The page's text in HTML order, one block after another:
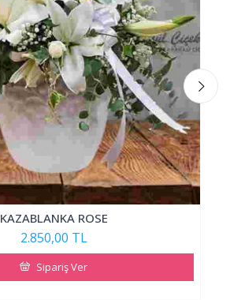
KAZABLANKA ROSE
2.850,00 TL
Sipariş Ver